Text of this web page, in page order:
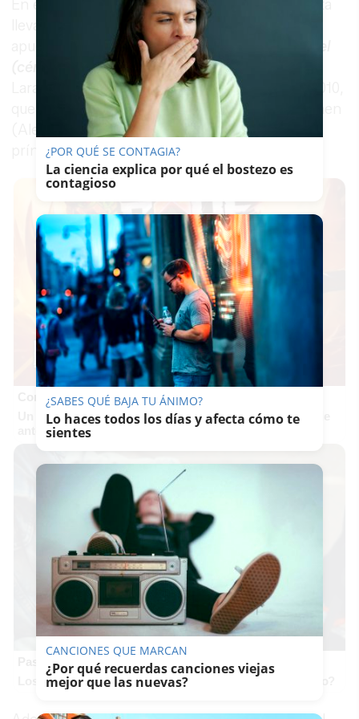
En esta ocasión, el experimentado violagambista
lleva hasta el céntrico espacio municipal una
apuesta en solitario, con el programa
(cénit y extinción)
. En el escenario de la calle
Laraña, sonará la Suite para violonchelo BWV 1010,
que Bach compuso durante su estancia en Köthen
(Alemania), donde fue maestro de capilla del
príncipe Leopold, explica en un comunicado.
Corepunk MMORPG
Un verdadero MMORPG de la vieja escuela ¡Cómo los de
antes, pero mejor!
Pasaportes que abren puertas
Los pasaportes más poderosos del mundo, ¿está el tuyo?
¿POR QUÉ SE CONTAGIA?
La ciencia explica por qué el bostezo es
contagioso
¿SABES QUÉ BAJA TU ÁNIMO?
Lo haces todos los días y afecta cómo te
sientes
CANCIONES QUE MARCAN
¿Por qué recuerdas canciones viejas
mejor que las nuevas?